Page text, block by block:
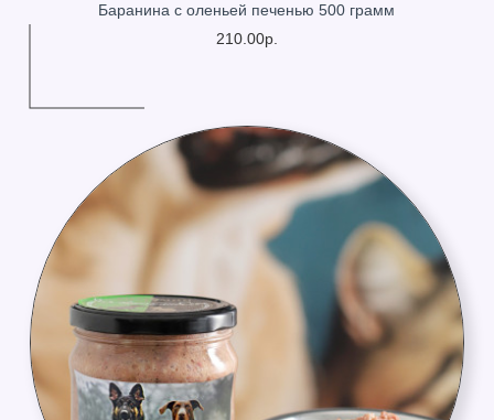
Баранина с оленьей печенью 500 грамм
210.00р.